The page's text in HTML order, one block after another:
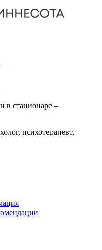
в стационаре –
психотерапевт,